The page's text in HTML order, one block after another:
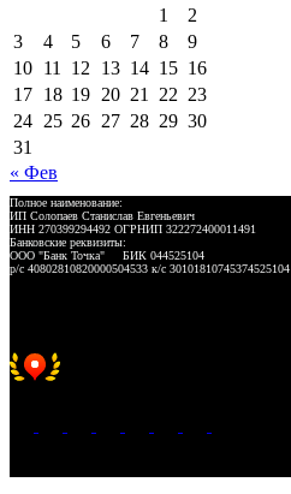
1
2
3
4 5 6 7 8
9
10 11 12 13 14 15 16
17 18 19 20 21 22 23
24 25 26 27 28 29 30
31
« Фев
Полное наименование:
ИП Солопаев Станислав Евгеньевич
ИНН 270399294492 ОГРНИП 322272400011491
Банковские реквизиты:
ООО "Банк Точка" БИК 044525104
р/с 40802810820000504533 к/с 30101810745374525104